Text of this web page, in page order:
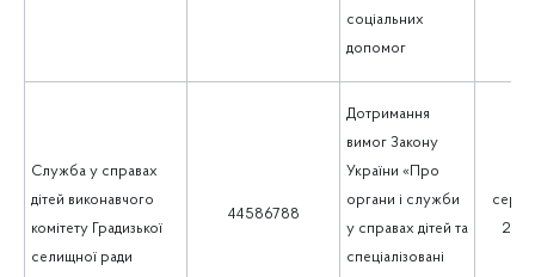
соціальних
допомог
Служба у справах
дітей виконавчого
комітету Градизької
селищної ради
44586788
Дотримання
вимог Закону
України «Про
органи і служби
у справах дітей та
спеціалізовані